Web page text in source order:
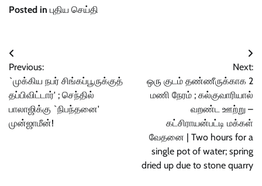
Posted in புதிய செய்தி
Post
navigation
Previous:
`முக்கிய நபர் சிங்கப்பூருக்குத்
தப்பிவிட்டார்' ; செந்தில்
பாலாஜிக்கு `நிபந்தனை'
முன்ஜாமீன்!
Next:
ஒரு குடம் தண்ணீருக்காக 2
மணி நேரம் ; கல்குவாரியால்
வறண்ட ஊற்று –
கட்சிராயன்பட்டி மக்கள்
வேதனை | Two hours for a
single pot of water; spring
dried up due to stone quarry